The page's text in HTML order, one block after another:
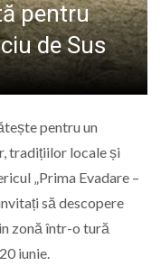
pentru
de Sus
pentru un
tradițiilor locale și
„Prima Evadare –
să descopere
zonă într-o tură
iunie.